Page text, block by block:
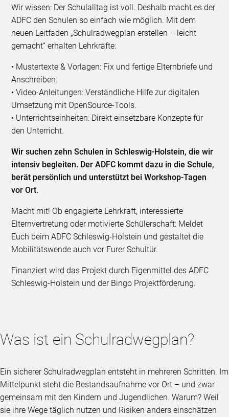
Wir wissen: Der Schulalltag ist voll. Deshalb macht es der
ADFC den Schulen so einfach wie möglich. Mit dem
neuen Leitfaden „Schulradwegplan erstellen – leicht
gemacht“ erhalten Lehrkräfte:
• Mustertexte & Vorlagen: Fix und fertige Elternbriefe und
Anschreiben.
• Video-Anleitungen: Verständliche Hilfe zur digitalen
Umsetzung mit OpenSource-Tools.
• Unterrichtseinheiten: Direkt einsetzbare Konzepte für
den Unterricht.
Wir suchen zehn Schulen in Schleswig-Holstein, die wir
intensiv begleiten. Der ADFC kommt dazu in die Schule,
berät persönlich und unterstützt bei Workshop-Tagen
vor Ort.
Macht mit! Ob engagierte Lehrkraft, interessierte
Elternvertretung oder motivierte Schülerschaft: Meldet
Euch beim ADFC Schleswig-Holstein und gestaltet die
Mobilitätswende auch vor Eurer Schultür.
Finanziert wird das Projekt durch Eigenmittel des ADFC
Schleswig-Holstein und der Bingo Projektförderung.
Was ist ein Schulradwegplan?
Ein sicherer Schulradwegplan entsteht in mehreren Schritten. Im
Mittelpunkt steht die Bestandsaufnahme vor Ort – und zwar
gemeinsam mit den Kindern und Jugendlichen. Warum? Weil
sie ihre Wege täglich nutzen und Risiken anders einschätzen